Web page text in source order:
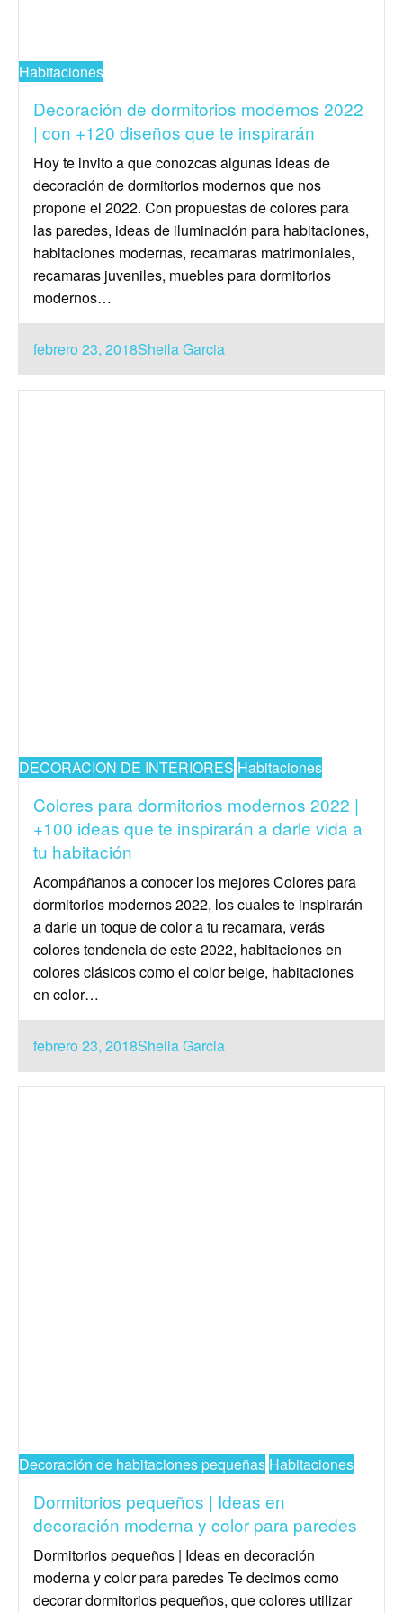
Habitaciones
Decoración de dormitorios modernos 2022
| con +120 diseños que te inspirarán
Hoy te invito a que conozcas algunas ideas de
decoración de dormitorios modernos que nos
propone el 2022. Con propuestas de colores para
las paredes, ideas de iluminación para habitaciones,
habitaciones modernas, recamaras matrimoniales,
recamaras juveniles, muebles para dormitorios
modernos…
Publicado
el
febrero 23, 2018Sheila Garcia
DECORACION DE INTERIORES Habitaciones
Colores para dormitorios modernos 2022 |
+100 ideas que te inspirarán a darle vida a
tu habitación
Acompáñanos a conocer los mejores Colores para
dormitorios modernos 2022, los cuales te inspirarán
a darle un toque de color a tu recamara, verás
colores tendencia de este 2022, habitaciones en
colores clásicos como el color beige, habitaciones
en color…
Publicado
el
febrero 23, 2018Sheila Garcia
Decoración de habitaciones pequeñas Habitaciones
Dormitorios pequeños | Ideas en
decoración moderna y color para paredes
Dormitorios pequeños | Ideas en decoración
moderna y color para paredes Te decimos como
decorar dormitorios pequeños, que colores utilizar